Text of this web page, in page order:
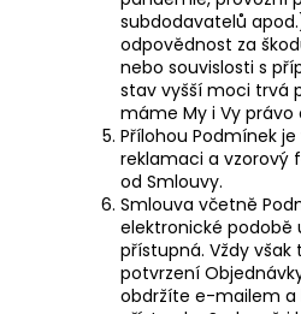
subdodavatelů
odpovědnost za
nebo souvislosti s
stav vyšší moci trvá
máme My i Vy
Přílohou Podmínek
reklamaci a vzorový
od Smlouvy.
Smlouva včetně
elektronické podobě
přístupná. Vždy
potvrzení
obdržíte e-mailem